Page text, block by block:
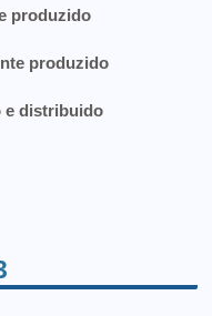
produzido
produzido
e distribuido